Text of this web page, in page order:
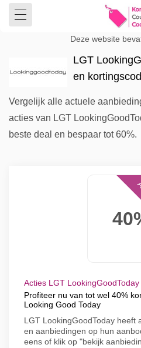
Deze website
LGT
en
Vergelijk alle actuele
acties van LGT
beste deal en bespaar tot 60%.
Acties LGT LookingGoodToday
Profiteer nu van tot wel 40%
Looking Good Today
LGT LookingGoodToday heeft
en aanbiedingen op hun
eens of klik op "bekijk